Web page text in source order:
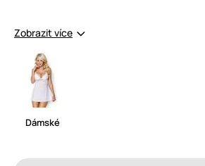
Zobrazit více
Dámské